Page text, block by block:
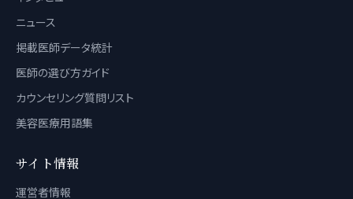
ニュース
掲載医師データ統計
医師の選び方ガイド
カウンセリング質問リスト
美容医療用語集
サイト情報
運営者情報